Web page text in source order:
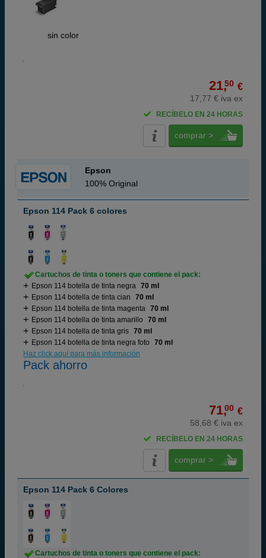
sin color
21,50 €
17,77 € iva ex
RECÍBELO EN 24 HORAS
comprar >
Epson
100% Original
Epson 114 Pack 6 colores
Cartuchos de tinta o toners que contiene el pack:
Epson 114 botella de tinta negra 70 ml
Epson 114 botella de tinta cian
70 ml
Epson 114 botella de tinta magenta 70 ml
Epson 114 botella de tinta amarillo
70 ml
Epson 114 botella de tinta gris 70 ml
Epson 114 botella de tinta negra foto
70 ml
Haz click aquí para más información
Pack ahorro
71,00 €
58,68 € iva ex
RECÍBELO EN 24 HORAS
comprar >
Epson 114 Pack 6 Colores
Cartuchos de tinta o toners que contiene el pack: